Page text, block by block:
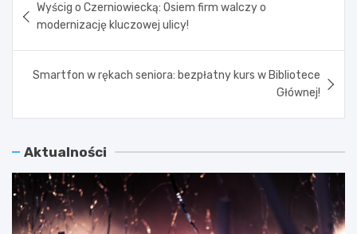
wpisu
Wyścig o Czerniowiecką: Osiem firm walczy o
modernizację kluczowej ulicy!
Smartfon w rękach seniora: bezpłatny kurs w Bibliotece
Głównej!
Aktualności